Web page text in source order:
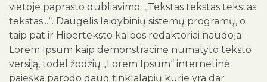
vietoje paprasto dubliavimo: „Tekstas tekstas tekstas
tekstas...“. Daugelis leidybinių sistemų programų, o
taip pat ir Hiperteksto kalbos redaktoriai naudoja
Lorem Ipsum kaip demonstracinę numatyto teksto
versiją, todel žodžių „Lorem Ipsum“ internetinė
paieška parodo daug tinklalapių kurie yra dar